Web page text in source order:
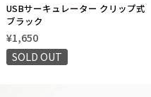
USBサーキュレーター クリップ式
ブラック
¥1,650
SOLD OUT